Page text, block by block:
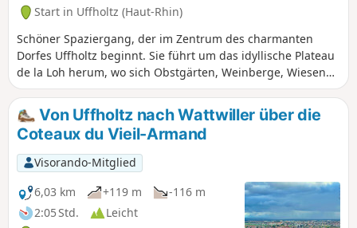
Start in Uffholtz (Haut-Rhin)
Schöner Spaziergang, der im Zentrum des charmanten
Dorfes Uffholtz beginnt. Sie führt um das idyllische Plateau
de la Loh herum, wo sich Obstgärten, Weinberge, Wiesen
und Felder abwechseln. Sie führt in den Gemeindewald von
Uffholtz, wo Sie auf halber Strecke einer sehr offenen
Route, auf der die Sonne sehr stark sein kann, einen
erfrischenden schattigen Abschnitt genießen können. Auf
dem Rückweg folgt der Spaziergang dem Bach Egelbach.
Von Uffholtz nach Wattwiller über die
Coteaux du Vieil-Armand
Visorando-Mitglied
6,03 km
+119 m
-116 m
2:05 Std.
Leicht